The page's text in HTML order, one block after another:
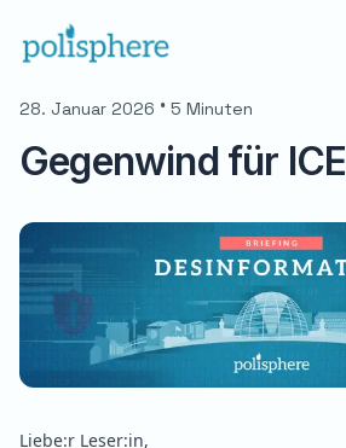
28. Januar 2026 • 5 Minuten
Gegenwind für ICE
Liebe:r Leser:in,